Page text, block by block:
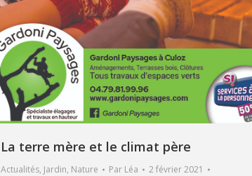
La terre mère et le climat père
Actualités, Jardin, Nature Par Léa
2 février 2021